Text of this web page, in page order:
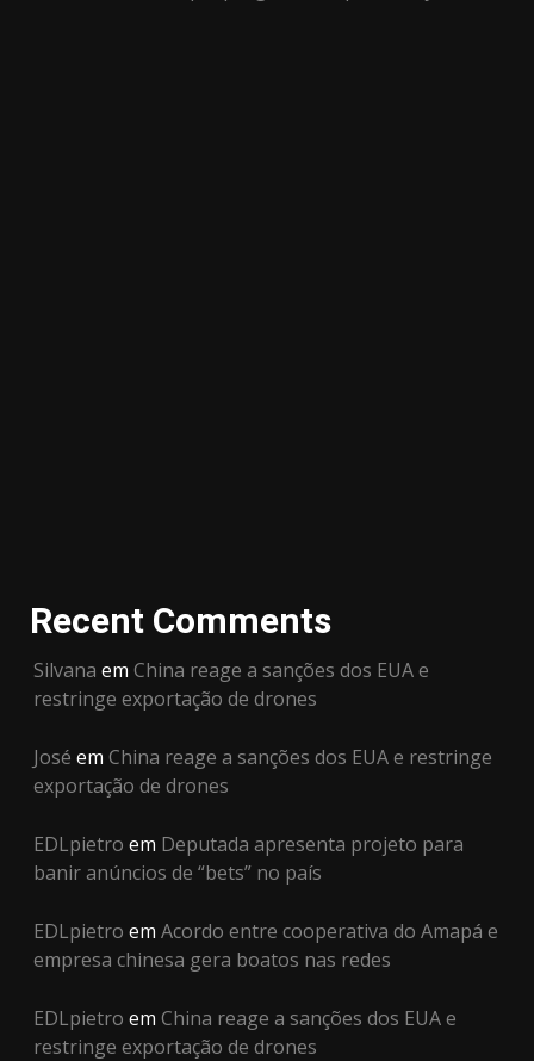
Recent Comments
Silvana em China reage a sanções dos EUA e
restringe exportação de drones
José em China reage a sanções dos EUA e restringe
exportação de drones
EDLpietro em Deputada apresenta projeto para
banir anúncios de “bets” no país
EDLpietro em Acordo entre cooperativa do Amapá e
empresa chinesa gera boatos nas redes
EDLpietro em China reage a sanções dos EUA e
restringe exportação de drones